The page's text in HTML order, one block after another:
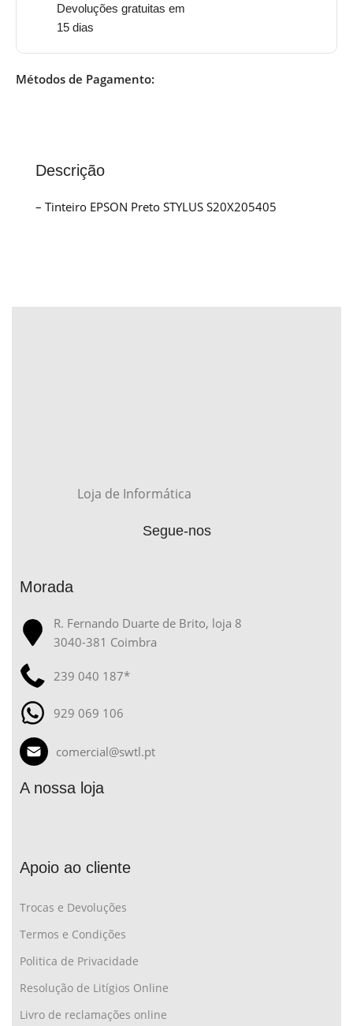
Devoluções gratuitas em
15 dias
Métodos de Pagamento:
Descrição
– Tinteiro EPSON Preto STYLUS S20X205405
Loja de Informática
Segue-nos
Morada
R. Fernando Duarte de Brito, loja 8
3040-381 Coimbra
239 040 187*
929 069 106
comercial@swtl.pt
A nossa loja
Apoio ao cliente
Trocas e Devoluções
Termos e Condições
Politica de Privacidade
Resolução de Litígios Online
Livro de reclamações online